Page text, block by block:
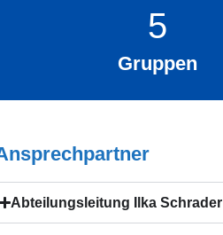
5
Gruppen
Abteilungsleitung Ilka Schrader